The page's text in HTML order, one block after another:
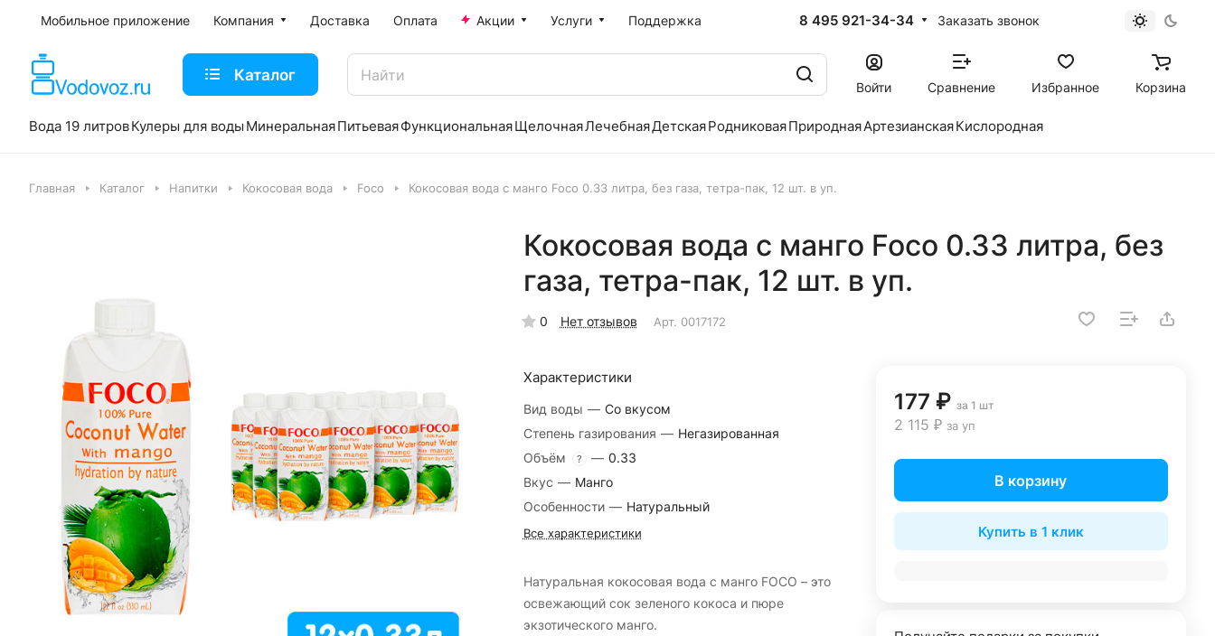
Мобильное приложение Компания Доставка Оплата Акции Услуги Поддержка 8 495 921-34-34 Заказать звонок
Каталог
Войти Сравнение Избранное Корзина
Вода 19 литровКулеры для воды МинеральнаяПитьеваяФункциональнаяЩелочнаяЛечебнаяДетскаяРодниковаяПрироднаяАртезианскаяКислородная
Главная Каталог Напитки Кокосовая вода Foco Кокосовая вода с манго Foco 0.33 литра, без газа, тетра-пак, 12 шт. в уп.
Кокосовая вода с манго Foco 0.33 литра, без
газа, тетра-пак, 12 шт. в уп.
0 Нет отзывов Арт. 0017172
Характеристики
Вид воды — Со вкусом
Степень газирования — Негазированная
Объём
? — 0.33
Вкус — Манго
Особенности — Натуральный
Все характеристики
Натуральная кокосовая вода с манго FOCO – это
освежающий сок зеленого кокоса и пюре
экзотического манго.
177 ₽ за 1 шт
2 115 ₽ за уп
В корзину
Купить в 1 клик